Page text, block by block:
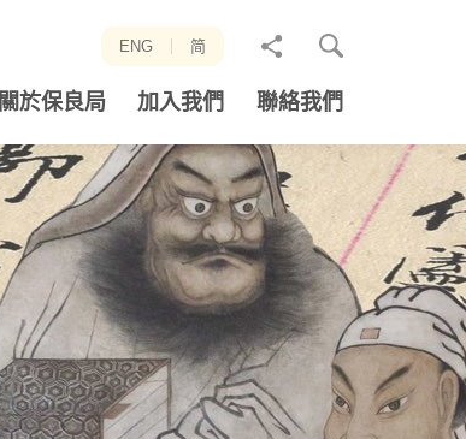
ENG 简
分
至
關於保良局 加入我們 聯絡我們